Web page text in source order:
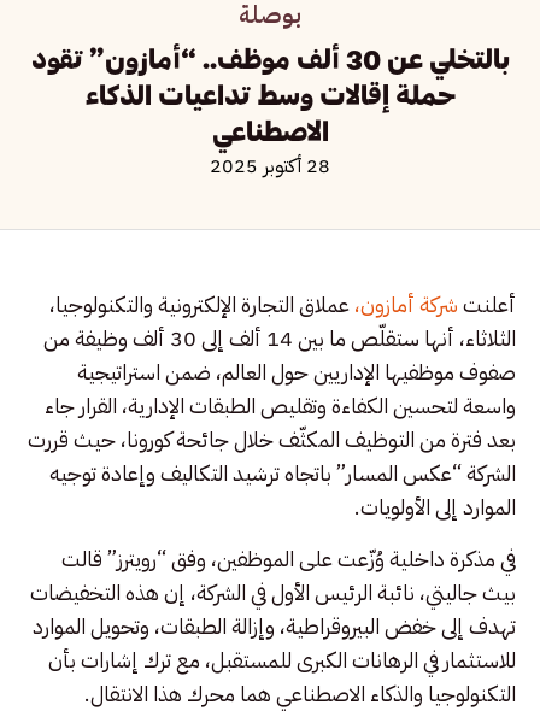
بوصلة
بالتخلي عن 30 ألف موظف.. “أمازون” تقود
حملة إقالات وسط تداعيات الذكاء
الاصطناعي
28 أكتوبر 2025
أعلنتشركة أمازون،عملاق التجارة الإلكترونية والتكنولوجيا،
الثلاثاء، أنها ستقلّص ما بين 14 ألف إلى 30 ألف وظيفة من
صفوف موظفيها الإداريين حول العالم، ضمن استراتيجية
واسعة لتحسين الكفاءة وتقليص الطبقات الإدارية، القرار جاء
بعد فترة من التوظيف المكثّف خلال جائحة كورونا، حيث قررت
الشركة “عكس المسار” باتجاه ترشيد التكاليف وإعادة توجيه
الموارد إلى الأولويات.
في مذكرة داخلية وُزّعت على الموظفين، وفق “رويترز” قالت
بيث جاليتي، نائبة الرئيس الأول في الشركة، إن هذه التخفيضات
تهدف إلى خفض البيروقراطية، وإزالة الطبقات، وتحويل الموارد
للاستثمار في الرهانات الكبرى للمستقبل، مع ترك إشارات بأن
التكنولوجيا والذكاء الاصطناعي هما محرك هذا الانتقال.